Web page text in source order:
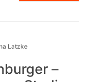
Latzke
–